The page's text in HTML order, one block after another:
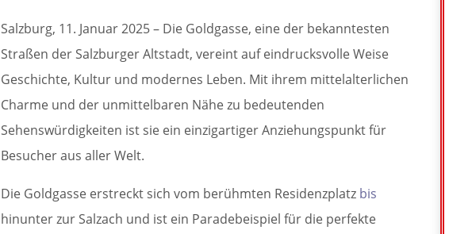
Salzburg, 11. Januar 2025 – Die Goldgasse, eine der bekanntesten
Straßen der Salzburger Altstadt, vereint auf eindrucksvolle Weise
Geschichte, Kultur und modernes Leben. Mit ihrem mittelalterlichen
Charme und der unmittelbaren Nähe zu bedeutenden
Sehenswürdigkeiten ist sie ein einzigartiger Anziehungspunkt für
Besucher aus aller Welt.
Die Goldgasse erstreckt sich vom berühmten Residenzplatz bis
hinunter zur Salzach und ist ein Paradebeispiel für die perfekte